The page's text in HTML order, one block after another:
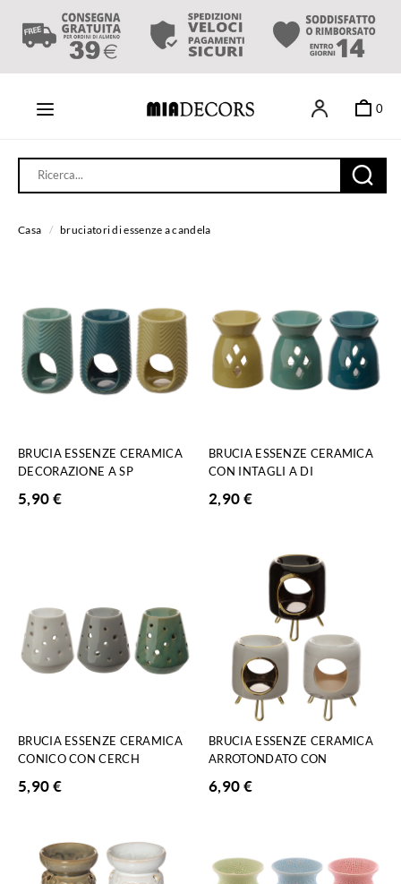
0
Casa / bruciatori di essenze a candela
BRUCIA ESSENZE CERAMICA
DECORAZIONE A SP
5,90€
BRUCIA ESSENZE CERAMICA
CON INTAGLI A DI
2,90€
BRUCIA ESSENZE CERAMICA
CONICO CON CERCH
5,90€
BRUCIA ESSENZE CERAMICA
ARROTONDATO CON
6,90€